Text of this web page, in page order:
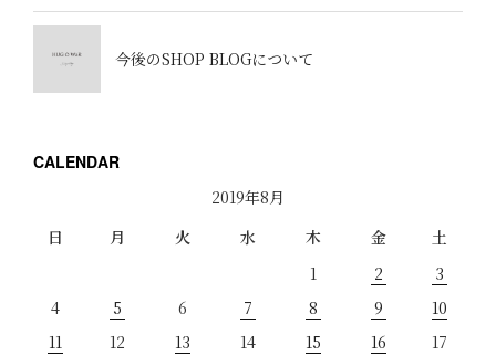
今後のSHOP BLOGについて
CALENDAR
2019年8月
日
月 火 水 木 金
土
1
2
3
4
5 6 7 8 9
10
11
12 13 14 15 16
17